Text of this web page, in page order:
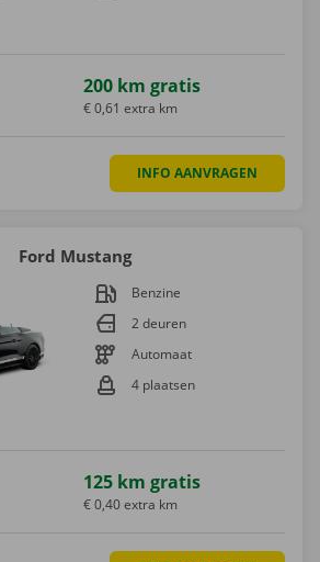
200 km gratis
€ 0,61 extra km
INFO AANVRAGEN
Ford Mustang
Benzine
2 deuren
Automaat
4 plaatsen
125 km gratis
€ 0,40 extra km